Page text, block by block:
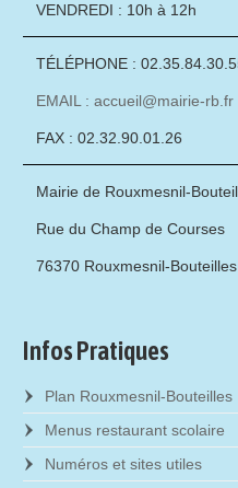
VENDREDI : 10h à 12h
TÉLÉPHONE :
EMAIL : accueil@mairie-rb.fr
FAX : 02.32.90.01.26
Mairie de Rouxmesnil-
Rue du Champ de Courses
76370 Rouxmesnil-Bouteilles
Infos Pratiques
Plan Rouxmesnil-Bouteilles
Menus restaurant scolaire
Numéros et sites utiles